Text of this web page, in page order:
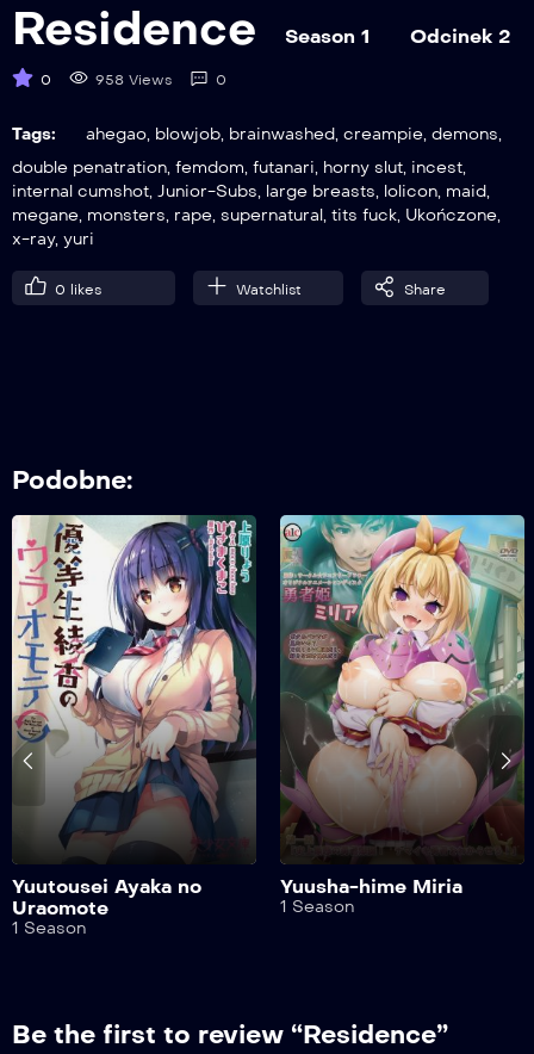
Residence Season 1 Odcinek 2
0 958 Views 0
Tags: ahegao, blowjob, brainwashed, creampie, demons,
double penatration, femdom, futanari, horny slut, incest,
internal cumshot, Junior-Subs, large breasts, lolicon, maid,
megane, monsters, rape, supernatural, tits fuck, Ukończone,
x-ray, yuri
0 likes Watchlist Share
Podobne:
Yuutousei Ayaka no
Uraomote
1 Season
Yuusha-hime Miria
1 Season
Be the first to review “Residence”